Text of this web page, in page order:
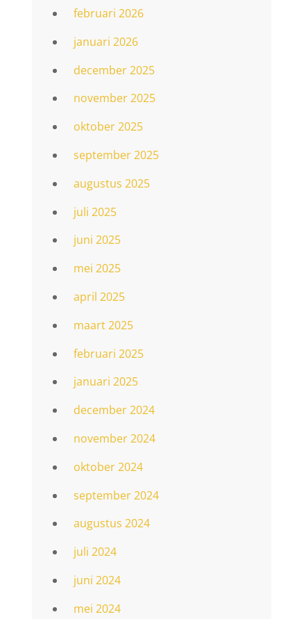
februari 2026
januari 2026
december 2025
november 2025
oktober 2025
september 2025
augustus 2025
juli 2025
juni 2025
mei 2025
april 2025
maart 2025
februari 2025
januari 2025
december 2024
november 2024
oktober 2024
september 2024
augustus 2024
juli 2024
juni 2024
mei 2024